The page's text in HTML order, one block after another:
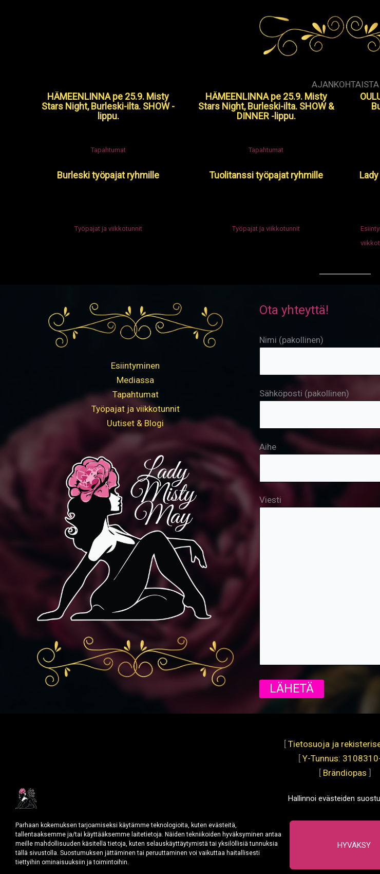
Hallinnoi evästeiden
Parhaan kokemuksen tarjoamiseksi käytämme teknologioita, kuten evästeitä,
tallentaaksemme ja/tai käyttääksemme laitetietoja. Näiden tekniikoiden hyväksyminen antaa
meille mahdollisuuden käsitellä tietoja, kuten selauskäyttäytymistä tai yksilöllisiä tunnuksia
tällä sivustolla. Suostumuksen jättäminen tai peruuttaminen voi vaikuttaa haitallisesti
tiettyihin ominaisuuksiin ja toimintoihin.
HYVÄKSY
AJANKOHTAISTA
HÄMEENLINNA pe 25.9. Misty
Stars Night, Burleski-ilta. SHOW -
lippu.
Tapahtumat
HÄMEENLINNA pe 25.9. Misty
Stars Night, Burleski-ilta. SHOW &
DINNER -lippu.
Tapahtumat
Burleski työpajat ryhmille
Työpajat ja viikkotunnit
Tuolitanssi työpajat ryhmille
Työpajat ja viikkotunnit
Esiintyminen
Mediassa
Tapahtumat
Työpajat ja viikkotunnit
Uutiset & Blogi
Ota yhteyttä!
Nimi (pakollinen)
Sähköposti (pakollinen)
Aihe
Viesti
[Tietosuoja ja
[Y-Tunnus:
[ Brändiopas ]
Copyright © 2026 Misty